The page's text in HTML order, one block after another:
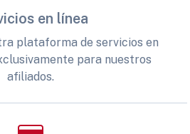
en línea
plataforma de servicios en
para nuestros
afiliados.